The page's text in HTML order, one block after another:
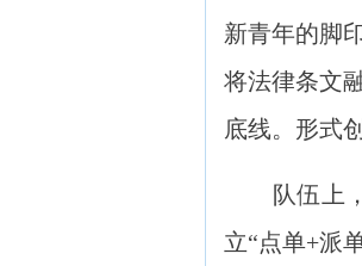
新青年的脚
将法律条文
底线。形式
队伍上，
立“点单+派